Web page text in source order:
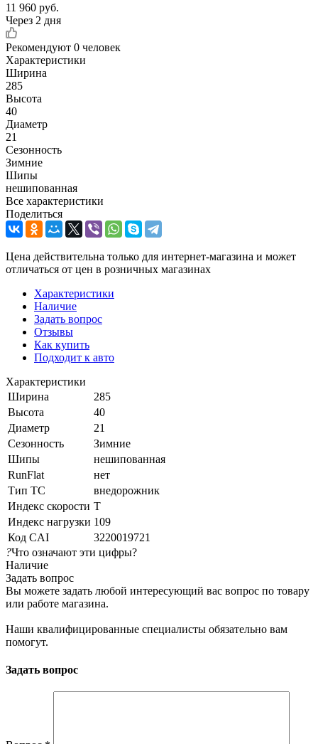
11 960 руб.
Через 2 дня
Рекомендуют 0 человек
Характеристики
Ширина
285
Высота
40
Диаметр
21
Сезонность
Зимние
Шипы
нешипованная
Все характеристики
Поделиться
Цена действительна только для интернет-магазина и может
отличаться от цен в розничных магазинах
Характеристики
Наличие
Задать вопрос
Отзывы
Как купить
Подходит к авто
Характеристики
Ширина
285
Высота
40
Диаметр
21
Сезонность
Зимние
Шипы
нешипованная
RunFlat
нет
Тип ТС
внедорожник
Индекс скорости T
Индекс нагрузки 109
Код CAI
3220019721
?Что означают эти цифры?
Наличие
Задать вопрос
Вы можете задать любой интересующий вас вопрос по товару
или работе магазина.
Наши квалифицированные специалисты обязательно вам
помогут.
Задать вопрос